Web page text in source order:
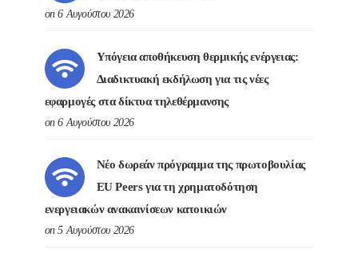
on 6 Αυγούστου 2026
Υπόγεια αποθήκευση θερμικής ενέργειας:
Διαδικτυακή εκδήλωση για τις νέες
εφαρμογές στα δίκτυα τηλεθέρμανσης
on 6 Αυγούστου 2026
Νέο δωρεάν πρόγραμμα της πρωτοβουλίας
EU Peers για τη χρηματοδότηση
ενεργειακών ανακαινίσεων κατοικιών
on 5 Αυγούστου 2026